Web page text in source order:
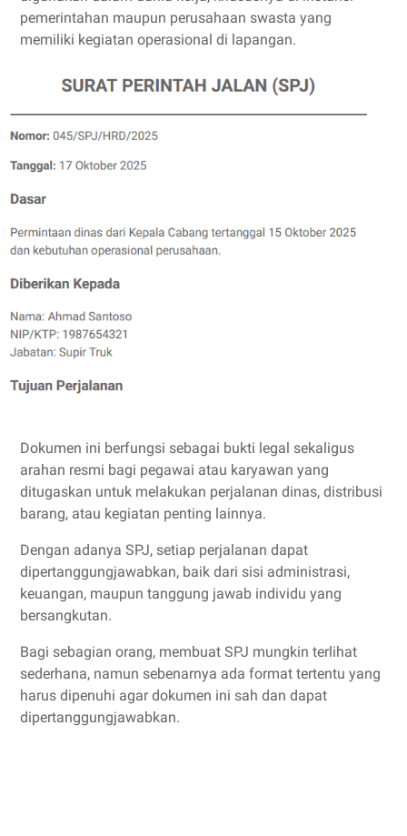
pemerintahan maupun perusahaan swasta yang
memiliki kegiatan operasional di lapangan.
Dokumen ini berfungsi sebagai bukti legal sekaligus
arahan resmi bagi pegawai atau karyawan yang
ditugaskan untuk melakukan perjalanan dinas, distribusi
barang, atau kegiatan penting lainnya.
Dengan adanya SPJ, setiap perjalanan dapat
dipertanggungjawabkan, baik dari sisi administrasi,
keuangan, maupun tanggung jawab individu yang
bersangkutan.
Bagi sebagian orang, membuat SPJ mungkin terlihat
sederhana, namun sebenarnya ada format tertentu yang
harus dipenuhi agar dokumen ini sah dan dapat
dipertanggungjawabkan.